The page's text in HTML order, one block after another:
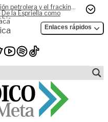
petrolera y el fracking,
la Espriella como
Enlaces rápidos